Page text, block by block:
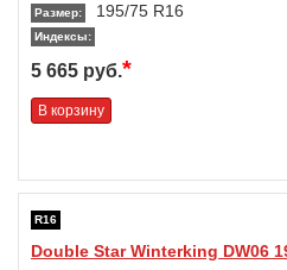
Размер: 195/75 R16
Индексы:
5 665 руб.*
В корзину
R16
Double Star Winterking DW06